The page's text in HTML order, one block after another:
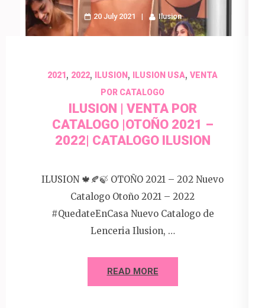
20 July 2021 Ilusion
2021, 2022, ILUSION , ILUSION USA, VENTA
POR CATALOGO
ILUSION | VENTA POR
CATALOGO |OTOÑO 2021 –
2022| CATALOGO ILUSION
ILUSION 🍁🍂🍃 OTOÑO 2021 – 202 Nuevo
Catalogo Otoño 2021 – 2022
#QuedateEnCasa Nuevo Catalogo de
Lenceria Ilusion, …
READ MORE